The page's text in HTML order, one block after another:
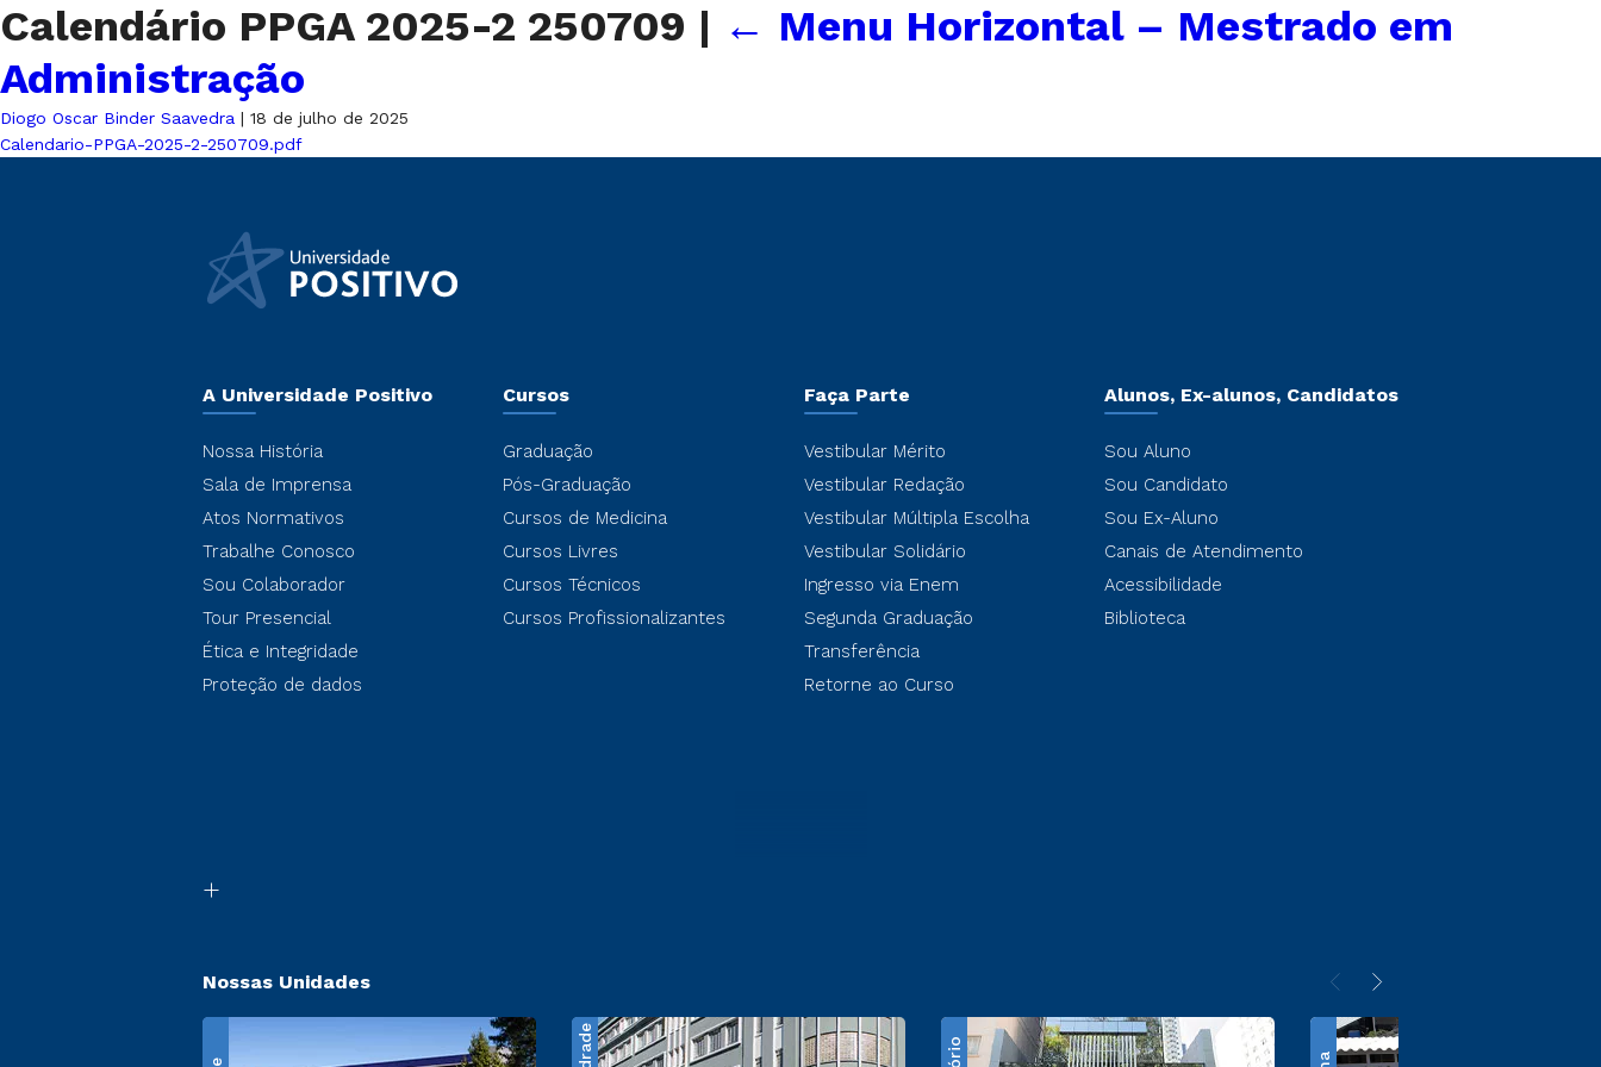
Calendário PPGA 2025-2 250709 | ← Menu Horizontal – Mestrado em
Administração
Diogo Oscar Binder Saavedra | 18 de julho de 2025
Calendario-PPGA-2025-2-250709.pdf
A Universidade Positivo
Nossa História
Sala de Imprensa
Atos Normativos
Trabalhe Conosco
Sou Colaborador
Tour Presencial
Ética e Integridade
Proteção de dados
Cursos
Graduação
Pós-Graduação
Cursos de Medicina
Cursos Livres
Cursos Técnicos
Cursos Profissionalizantes
Faça Parte
Vestibular Mérito
Vestibular Redação
Vestibular Múltipla Escolha
Vestibular Solidário
Ingresso via Enem
Segunda Graduação
Transferência
Retorne ao Curso
Alunos, Ex-alunos, Candidatos
Sou Aluno
Sou Candidato
Sou Ex-Aluno
Canais de Atendimento
Acessibilidade
Biblioteca
Nossas Unidades